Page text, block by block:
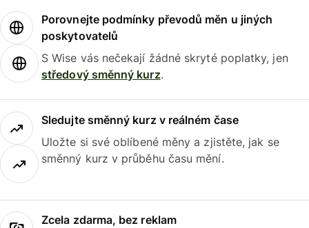
Porovnejte podmínky převodů měn u jiných
poskytovatelů
S Wise vás nečekají žádné skryté poplatky, jen
středový směnný kurz.
Sledujte směnný kurz v reálném čase
Uložte si své oblíbené měny a zjistěte, jak se
směnný kurz v průběhu času mění.
Zcela zdarma, bez reklam